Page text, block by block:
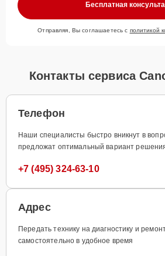
Бесплатная
Отправляя, Вы соглашаетесь с политикой
Контакты сервиса
Телефон
Наши специалисты быстро вникнут в
предложат оптимальный вариант
+7 (495) 324-63-10
Адрес
Передать технику на диагностику и
самостоятельно в удобное время